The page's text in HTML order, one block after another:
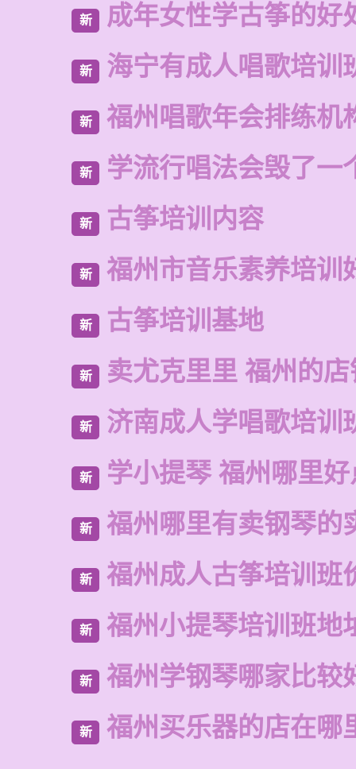
新 成年女性学古筝的好
新 海宁有成人唱歌培训
新 福州唱歌年会排练机
新 学流行唱法会毁了一
新 古筝培训内容
新 福州市音乐素养培训
新 古筝培训基地
新 卖尤克里里 福州的
新 济南成人学唱歌培训
新 学小提琴 福州哪里
新 福州哪里有卖钢琴的
新 福州成人古筝培训班
新 福州小提琴培训班地
新 福州学钢琴哪家比较
新 福州买乐器的店在哪